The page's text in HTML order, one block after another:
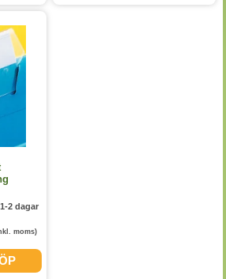
1-2 dagar
moms)